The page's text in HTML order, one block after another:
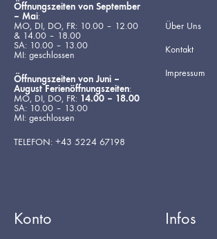
Öffnungszeiten von September
– Mai:
MO, DI, DO, FR: 10.00 – 12.00
& 14.00 – 18.00
SA: 10.00 – 13.00
MI: geschlossen
Öffnungszeiten von Juni –
August Ferienöffnungszeiten:
MO, DI, DO, FR: 14.00 – 18.00
SA: 10.00 – 13.00
MI: geschlossen
TELEFON: +43 5224 67198
Über Uns
Kontakt
Impressum
Konto Infos